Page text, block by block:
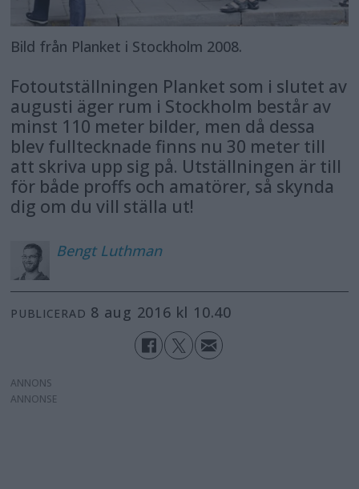
Bild från Planket i Stockholm 2008.
Fotoutställningen Planket som i slutet av
augusti äger rum i Stockholm består av
minst 110 meter bilder, men då dessa
blev fulltecknade finns nu 30 meter till
att skriva upp sig på. Utställningen är till
för både proffs och amatörer, så skynda
dig om du vill ställa ut!
Bengt Luthman
PUBLICERAD 8 aug 2016 kl 10.40
ANNONS